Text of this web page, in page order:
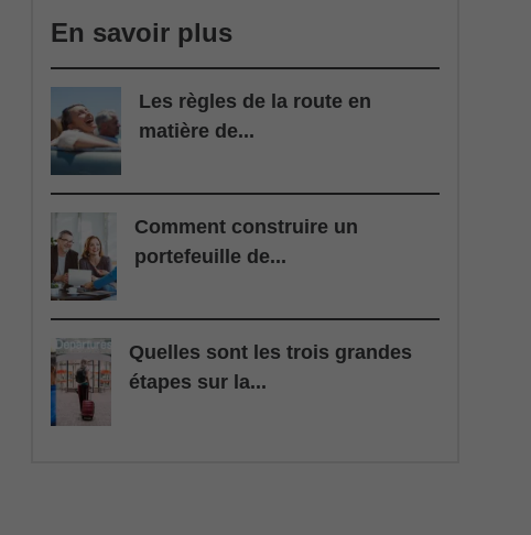
En savoir plus
Les règles de la route en
matière de...
Comment construire un
portefeuille de...
Quelles sont les trois grandes
étapes sur la...